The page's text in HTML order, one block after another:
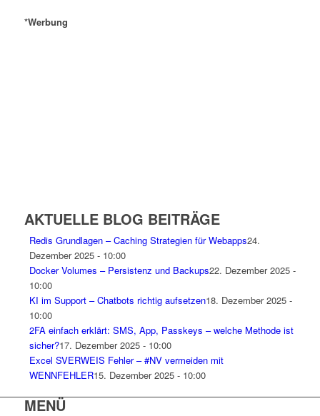
*Werbung
AKTUELLE BLOG BEITRÄGE
Redis Grundlagen – Caching Strategien für Webapps24.
Dezember 2025 - 10:00
Docker Volumes – Persistenz und Backups22. Dezember 2025 -
10:00
KI im Support – Chatbots richtig aufsetzen18. Dezember 2025 -
10:00
2FA einfach erklärt: SMS, App, Passkeys – welche Methode ist
sicher?17. Dezember 2025 - 10:00
Excel SVERWEIS Fehler – #NV vermeiden mit
WENNFEHLER15. Dezember 2025 - 10:00
MENÜ